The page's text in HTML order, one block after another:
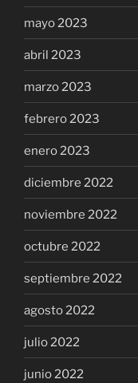
mayo 2023
abril 2023
marzo 2023
febrero 2023
enero 2023
diciembre 2022
noviembre 2022
octubre 2022
septiembre 2022
agosto 2022
julio 2022
junio 2022